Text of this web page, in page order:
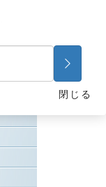
閉じる